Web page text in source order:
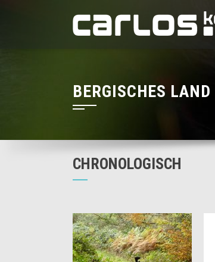
BERGISCHES LAND
CHRONOLOGISCH